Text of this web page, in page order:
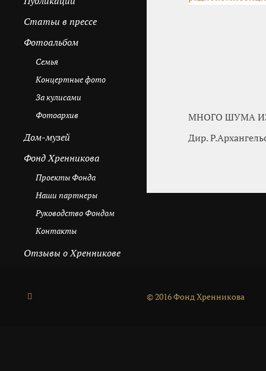
МНОГО ШУМА ИЗ
Дир.
Cтатьи в прессе
Фотоальбом
Семья
Концертные фото
За кулисами
Фотоархив
Дом-музей
Фонд Хренникова
Проекты Фонда
Наши партнеры
Руководство Фондом
Контакты
Отзывы о Хренникове
© 2016 Фонд Хренникова